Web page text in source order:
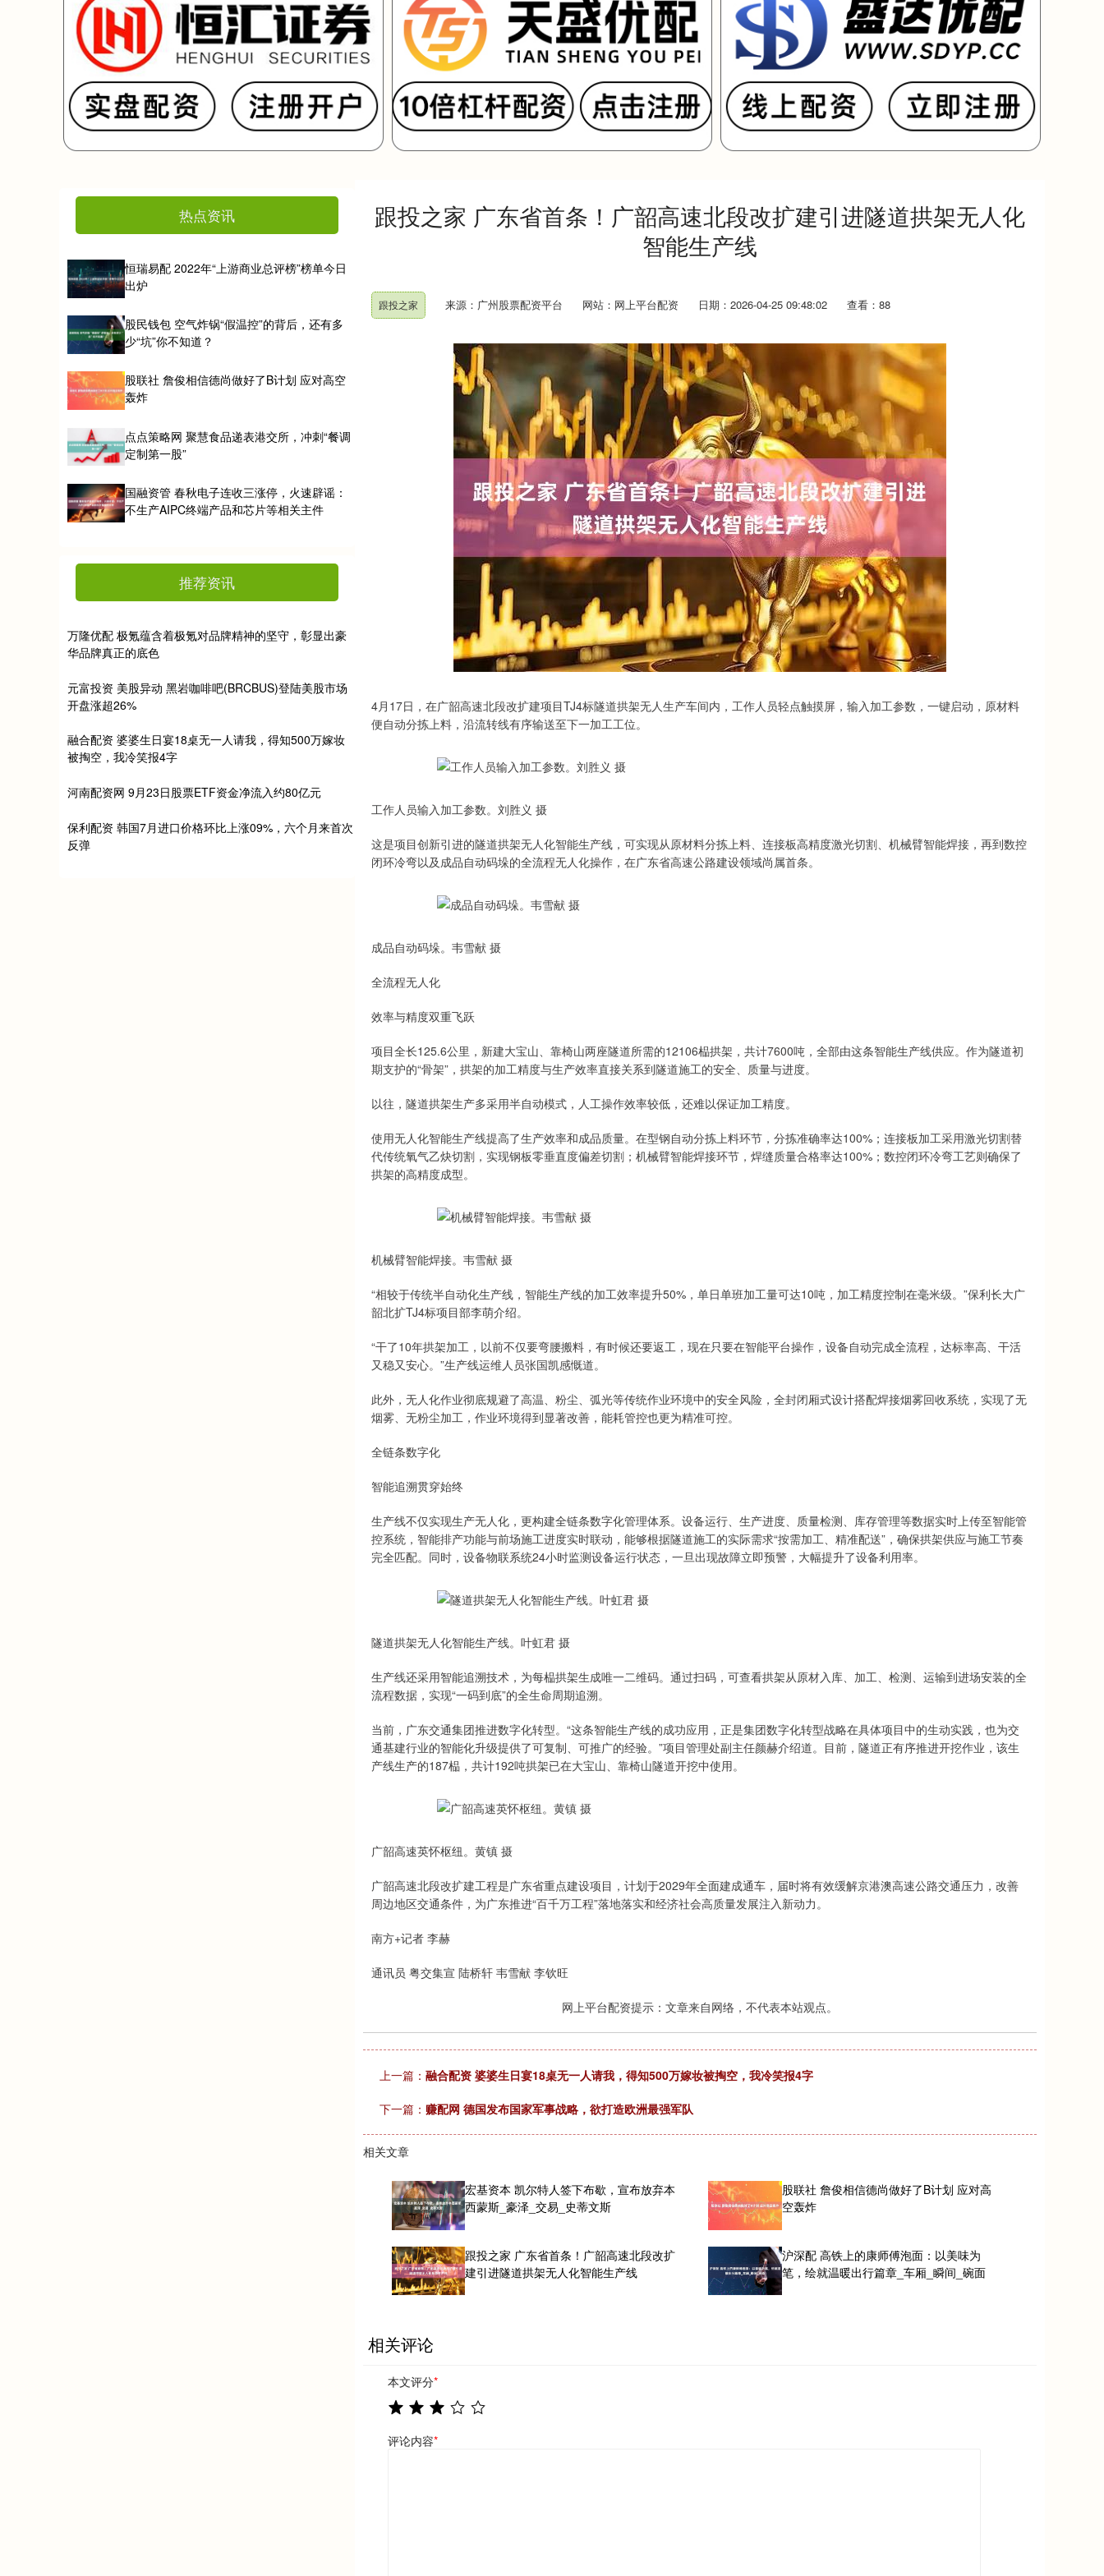
跟投之家 广东省首条！广韶高速北段改扩建引进隧道拱架无人化
智能生产线
跟投之家 来源：广州股票配资平台 网站：网上平台配资 日期：2026-04-25 09:48:02 查看：88
4月17日，在广韶高速北段改扩建项目TJ4标隧道拱架无人生产车间内，工作人员轻点触摸屏，输入加工参数，一键启动，原材料
便自动分拣上料，沿流转线有序输送至下一加工工位。
工作人员输入加工参数。刘胜义 摄
这是项目创新引进的隧道拱架无人化智能生产线，可实现从原材料分拣上料、连接板高精度激光切割、机械臂智能焊接，再到数控
闭环冷弯以及成品自动码垛的全流程无人化操作，在广东省高速公路建设领域尚属首条。
成品自动码垛。韦雪献 摄
全流程无人化
效率与精度双重飞跃
项目全长125.6公里，新建大宝山、靠椅山两座隧道所需的12106榀拱架，共计7600吨，全部由这条智能生产线供应。作为隧道初
期支护的“骨架”，拱架的加工精度与生产效率直接关系到隧道施工的安全、质量与进度。
以往，隧道拱架生产多采用半自动模式，人工操作效率较低，还难以保证加工精度。
使用无人化智能生产线提高了生产效率和成品质量。在型钢自动分拣上料环节，分拣准确率达100%；连接板加工采用激光切割替
代传统氧气乙炔切割，实现钢板零垂直度偏差切割；机械臂智能焊接环节，焊缝质量合格率达100%；数控闭环冷弯工艺则确保了
拱架的高精度成型。
机械臂智能焊接。韦雪献 摄
“相较于传统半自动化生产线，智能生产线的加工效率提升50%，单日单班加工量可达10吨，加工精度控制在毫米级。”保利长大广
韶北扩TJ4标项目部李萌介绍。
“干了10年拱架加工，以前不仅要弯腰搬料，有时候还要返工，现在只要在智能平台操作，设备自动完成全流程，达标率高、干活
又稳又安心。”生产线运维人员张国凯感慨道。
此外，无人化作业彻底规避了高温、粉尘、弧光等传统作业环境中的安全风险，全封闭厢式设计搭配焊接烟雾回收系统，实现了无
烟雾、无粉尘加工，作业环境得到显著改善，能耗管控也更为精准可控。
全链条数字化
智能追溯贯穿始终
生产线不仅实现生产无人化，更构建全链条数字化管理体系。设备运行、生产进度、质量检测、库存管理等数据实时上传至智能管
控系统，智能排产功能与前场施工进度实时联动，能够根据隧道施工的实际需求“按需加工、精准配送”，确保拱架供应与施工节奏
完全匹配。同时，设备物联系统24小时监测设备运行状态，一旦出现故障立即预警，大幅提升了设备利用率。
隧道拱架无人化智能生产线。叶虹君 摄
生产线还采用智能追溯技术，为每榀拱架生成唯一二维码。通过扫码，可查看拱架从原材入库、加工、检测、运输到进场安装的全
流程数据，实现“一码到底”的全生命周期追溯。
当前，广东交通集团推进数字化转型。“这条智能生产线的成功应用，正是集团数字化转型战略在具体项目中的生动实践，也为交
通基建行业的智能化升级提供了可复制、可推广的经验。”项目管理处副主任颜赫介绍道。目前，隧道正有序推进开挖作业，该生
产线生产的187榀，共计192吨拱架已在大宝山、靠椅山隧道开挖中使用。
广韶高速英怀枢纽。黄镇 摄
广韶高速北段改扩建工程是广东省重点建设项目，计划于2029年全面建成通车，届时将有效缓解京港澳高速公路交通压力，改善
周边地区交通条件，为广东推进“百千万工程”落地落实和经济社会高质量发展注入新动力。
南方+记者 李赫
通讯员 粤交集宣 陆桥轩 韦雪献 李钦旺
网上平台配资提示：文章来自网络，不代表本站观点。
上一篇： 融合配资 婆婆生日宴18桌无一人请我，得知500万嫁妆被掏空，我冷笑报4字
下一篇： 赚配网 德国发布国家军事战略，欲打造欧洲最强军队
相关文章
宏基资本 凯尔特人签下布歇，宣布放弃本
西蒙斯_豪泽_交易_史蒂文斯
股联社 詹俊相信德尚做好了B计划 应对高
空轰炸
跟投之家 广东省首条！广韶高速北段改扩
建引进隧道拱架无人化智能生产线
沪深配 高铁上的康师傅泡面：以美味为
笔，绘就温暖出行篇章_车厢_瞬间_碗面
相关评论
本文评分*
评论内容*
热点资讯
恒瑞易配 2022年“上游商业总评榜”榜单今日
出炉
股民钱包 空气炸锅“假温控”的背后，还有多
少“坑”你不知道？
股联社 詹俊相信德尚做好了B计划 应对高空
轰炸
点点策略网 聚慧食品递表港交所，冲刺“餐调
定制第一股”
国融资管 春秋电子连收三涨停，火速辟谣：
不生产AIPC终端产品和芯片等相关主件
推荐资讯
万隆优配 极氪蕴含着极氪对品牌精神的坚守，彰显出豪
华品牌真正的底色
元富投资 美股异动 黑岩咖啡吧(BRCBUS)登陆美股市场
开盘涨超26%
融合配资 婆婆生日宴18桌无一人请我，得知500万嫁妆
被掏空，我冷笑报4字
河南配资网 9月23日股票ETF资金净流入约80亿元
保利配资 韩国7月进口价格环比上涨09%，六个月来首次
反弹